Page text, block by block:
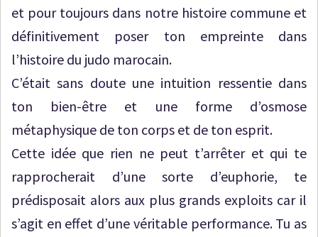
et pour toujours dans notre histoire commune et
définitivement poser ton empreinte dans
l’histoire du judo marocain.
C’était sans doute une intuition ressentie dans
ton bien-être et une forme d’osmose
métaphysique de ton corps et de ton esprit.
Cette idée que rien ne peut t’arrêter et qui te
rapprocherait d’une sorte d’euphorie, te
prédisposait alors aux plus grands exploits car il
s’agit en effet d’une véritable performance. Tu as